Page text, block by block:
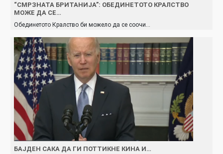
“СМРЗНАТА БРИТАНИЈА”: ОБЕДИНЕТОТО КРАЛСТВО
МОЖЕ ДА СЕ…
Обединетото Кралство би можело да се соочи…
БАЈДЕН САКА ДА ГИ ПОТТИКНЕ КИНА И…